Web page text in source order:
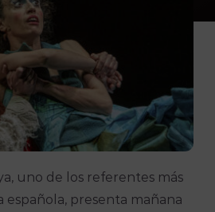
uno de los referentes más
española, presenta mañana